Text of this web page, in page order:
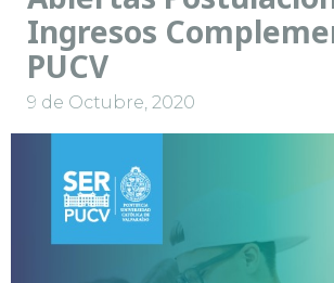
Ingresos
PUCV
9 de Octubre, 2020